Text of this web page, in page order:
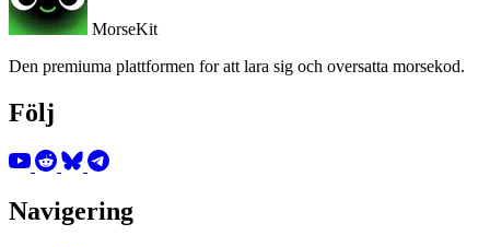
MorseKit
Den premiuma plattformen for att lara sig och oversatta morsekod.
Följ
Navigering